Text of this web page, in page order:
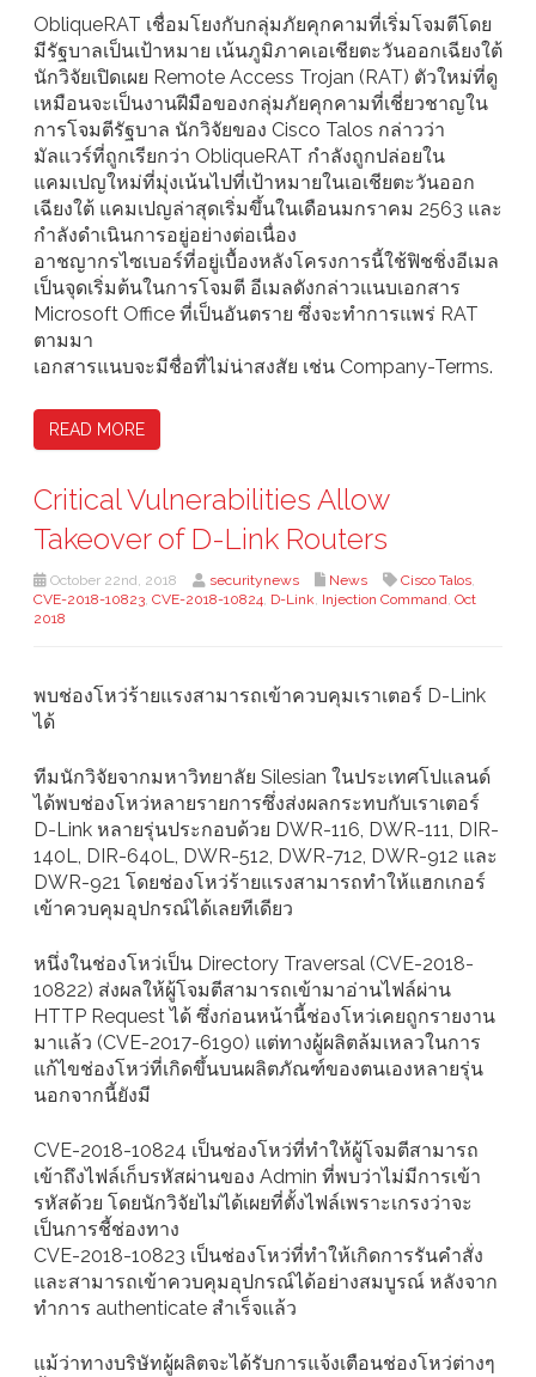
ObliqueRAT เชื่อมโยงกับกลุ่มภัยคุกคามที่เริ่มโจมตีโดย
มีรัฐบาลเป็นเป้าหมาย เน้นภูมิภาคเอเชียตะวันออกเฉียงใต้
นักวิจัยเปิดเผย Remote Access Trojan (RAT) ตัวใหม่ที่ดู
เหมือนจะเป็นงานฝีมือของกลุ่มภัยคุกคามที่เชี่ยวชาญใน
การโจมตีรัฐบาล นักวิจัยของ Cisco Talos กล่าวว่า
มัลแวร์ที่ถูกเรียกว่า ObliqueRAT กำลังถูกปล่อยใน
แคมเปญใหม่ที่มุ่งเน้นไปที่เป้าหมายในเอเชียตะวันออก
เฉียงใต้ แคมเปญล่าสุดเริ่มขึ้นในเดือนมกราคม 2563 และ
กำลังดำเนินการอยู่อย่างต่อเนื่อง
อาชญากรไซเบอร์ที่อยู่เบื้องหลังโครงการนี้ใช้ฟิชชิ่งอีเมล
เป็นจุดเริ่มต้นในการโจมตี อีเมลดังกล่าวแนบเอกสาร
Microsoft Office ที่เป็นอันตราย ซึ่งจะทำการแพร่ RAT
ตามมา
เอกสารแนบจะมีชื่อที่ไม่น่าสงสัย เช่น Company-Terms.
READ MORE
Critical Vulnerabilities Allow
Takeover of D-Link Routers
October 22nd, 2018 securitynews News Cisco Talos,
CVE-2018-10823, CVE-2018-10824, D-Link, Injection Command, Oct
2018
พบช่องโหว่ร้ายแรงสามารถเข้าควบคุมเราเตอร์ D-Link
ได้
ทีมนักวิจัยจากมหาวิทยาลัย Silesian ในประเทศโปแลนด์
ได้พบช่องโหว่หลายรายการซึ่งส่งผลกระทบกับเราเตอร์
D-Link หลายรุ่นประกอบด้วย DWR-116, DWR-111, DIR-
140L, DIR-640L, DWR-512, DWR-712, DWR-912 และ
DWR-921 โดยช่องโหว่ร้ายแรงสามารถทำให้แฮกเกอร์
เข้าควบคุมอุปกรณ์ได้เลยทีเดียว
หนึ่งในช่องโหว่เป็น Directory Traversal (CVE-2018-
10822) ส่งผลให้ผู้โจมตีสามารถเข้ามาอ่านไฟล์ผ่าน
HTTP Request ได้ ซึ่งก่อนหน้านี้ช่องโหว่เคยถูกรายงาน
มาแล้ว (CVE-2017-6190) แต่ทางผู้ผลิตล้มเหลวในการ
แก้ไขช่องโหว่ที่เกิดขึ้นบนผลิตภัณฑ์ของตนเองหลายรุ่น
นอกจากนี้ยังมี
CVE-2018-10824 เป็นช่องโหว่ที่ทำให้ผู้โจมตีสามารถ
เข้าถึงไฟล์เก็บรหัสผ่านของ Admin ที่พบว่าไม่มีการเข้า
รหัสด้วย โดยนักวิจัยไม่ได้เผยที่ตั้งไฟล์เพราะเกรงว่าจะ
เป็นการชี้ช่องทาง
CVE-2018-10823 เป็นช่องโหว่ที่ทำให้เกิดการรันคำสั่ง
และสามารถเข้าควบคุมอุปกรณ์ได้อย่างสมบูรณ์ หลังจาก
ทำการ authenticate สำเร็จแล้ว
แม้ว่าทางบริษัทผู้ผลิตจะได้รับการแจ้งเตือนช่องโหว่ต่างๆ